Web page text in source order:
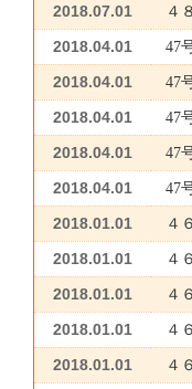
2018.07.01 ４
2018.04.01 47
2018.04.01 47
2018.04.01 47
2018.04.01 47
2018.04.01 47
2018.01.01 ４
2018.01.01 ４
2018.01.01 ４
2018.01.01 ４
2018.01.01 ４